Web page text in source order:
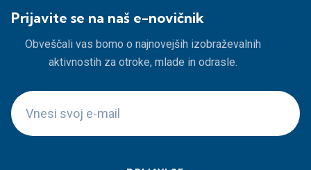
Prijavite se na naš e-novičnik
Obveščali vas bomo o najnovejših izobraževalnih
aktivnostih za otroke, mlade in odrasle.